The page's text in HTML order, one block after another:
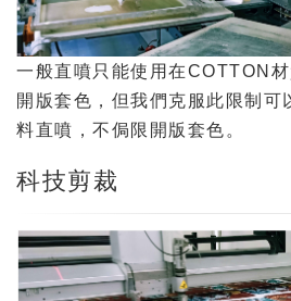
一般直噴只能使用在COTTON
開版套色，但我們克服此限制
料直噴，不侷限開版套色。
科技剪裁